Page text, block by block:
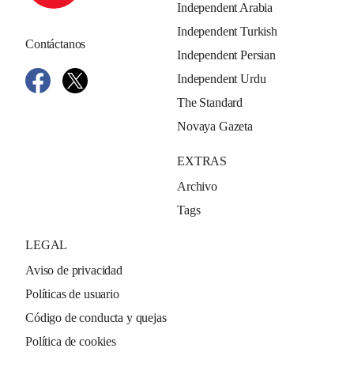
Contáctanos
Independent Arabia
Independent Turkish
Independent Persian
Independent Urdu
The Standard
Novaya Gazeta
EXTRAS
Archivo
Tags
LEGAL
Aviso de privacidad
Políticas de usuario
Código de conducta y quejas
Política de cookies